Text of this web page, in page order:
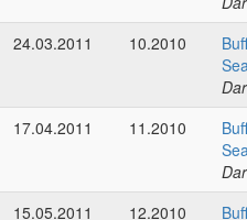
24.03.2011
10.2010
17.04.2011
11.2010
15.05.2011
12.2010